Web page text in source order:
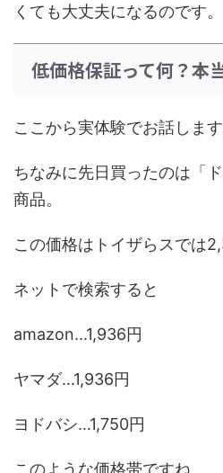
くても大丈夫になるのです。
低価格保証って何？本
ここから実体験でお話します
ちなみに先日買ったのは「
商品。
この価格はトイザらスでは
ネットで検索すると
amazon...1,936円
ヤマダ...1,936円
ヨドバシ…1,750円
このような価格帯ですね。